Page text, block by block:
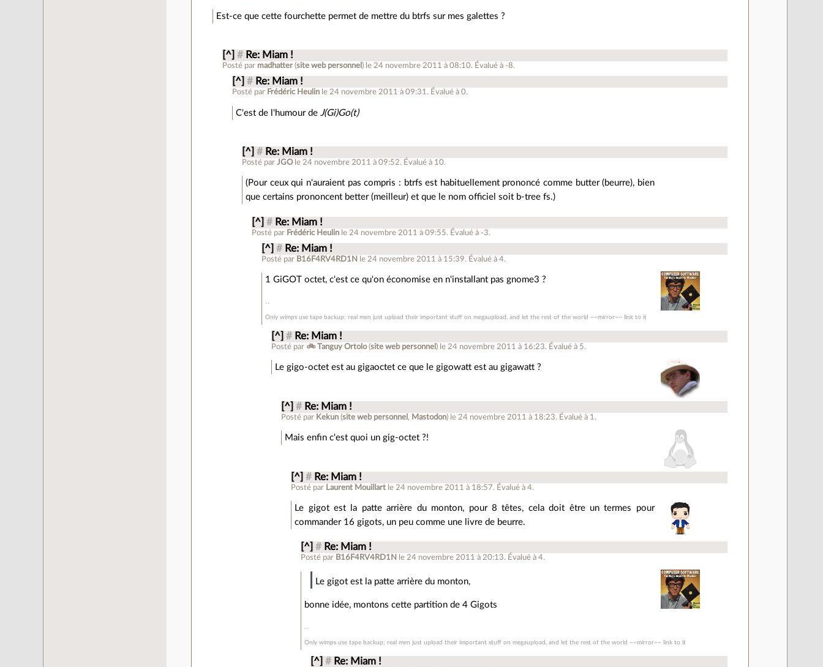
Est-ce que cette fourchette permet de mettre du btrfs sur mes galettes ?
[^] # Re: Miam !
Posté par madhatter (site web personnel ) le 24 novembre 2011 à 08:10. Évalué à -8.
[^] # Re: Miam !
Posté par Frédéric Heulin le 24 novembre 2011 à 09:31 . Évalué à0.
C'est de l'humour de J(Gi)Go(t)
[^] # Re: Miam !
Posté parJGO le 24 novembre 2011 à 09:52. Évalué à 10.
(Pour ceux qui n'auraient pas compris : btrfs est habituellement prononcé comme butter (beurre), bien
que certains prononcent better (meilleur) et que le nom officiel soit b-tree fs.)
[^] # Re: Miam !
Posté par Frédéric Heulin le 24 novembre 2011 à 09:55. Évalué à -3.
[^] # Re: Miam !
Posté par B16F4RV4RD1N le 24 novembre 2011 à 15:39. Évalué à4.
1 GiGOT octet, c'est ce qu'on économise en n'installant pas gnome3 ?
Only wimps use tape backup: real men just upload their important stuff on megaupload, and let the rest of the world ~~mirror~~ link to it
[^] # Re: Miam !
Posté par 🚲 Tanguy Ortolo(site web personnel ) le 24 novembre 2011 à 16:23. Évalué à 5.
Le gigo-octet est au gigaoctet ce que le gigowatt est au gigawatt ?
[^] # Re: Miam !
Posté par Kekun (site web personnel , Mastodon) le 24 novembre 2011 à 18:23. Évalué à 1 .
Mais enfin c'est quoi un gig-octet ?!
[^] # Re: Miam !
Posté par Laurent Mouillart le 24 novembre 2011 à 18:57. Évalué à4.
Le gigot est la patte arrière du monton, pour 8 têtes, cela doit être un termes pour
commander 16 gigots, un peu comme une livre de beurre.
[^] # Re: Miam !
Posté par B16F4RV4RD1N le 24 novembre 2011 à 20:13. Évalué à4.
Le gigot est la patte arrière du monton,
bonne idée, montons cette partition de 4 Gigots
Only wimps use tape backup: real men just upload their important stuff on megaupload, and let the rest of the world ~~mirror~~ link to it
[^] # Re: Miam !